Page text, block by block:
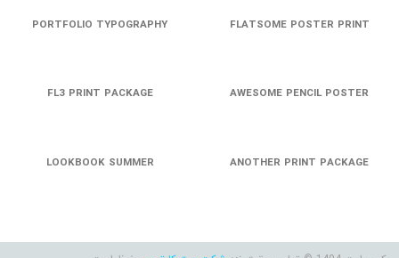
FLATSOME POSTER PRINT
PORTFOLIO TYPOGRAPHY
AWESOME PENCIL POSTER
FL3 PRINT PACKAGE
ANOTHER PRINT PACKAGE
LOOKBOOK SUMMER